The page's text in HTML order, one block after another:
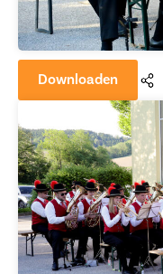
Downloaden